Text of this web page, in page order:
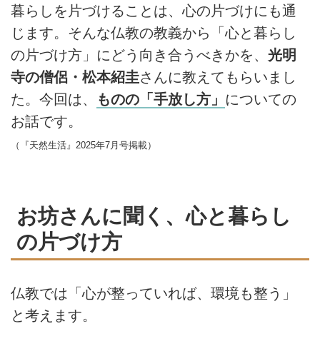
暮らしを片づけることは、心の片づけにも通
じます。そんな仏教の教義から「心と暮らし
の片づけ方」にどう向き合うべきかを、 光明
寺の僧侶・松本紹圭さんに教えてもらいまし
た。今回は、
ものの「手放し方」 についての
お話です。
（『天然生活』2025年7月号掲載）
お坊さんに聞く、心と暮らし
の片づけ方
仏教では「心が整っていれば、環境も整う」
と考えます。